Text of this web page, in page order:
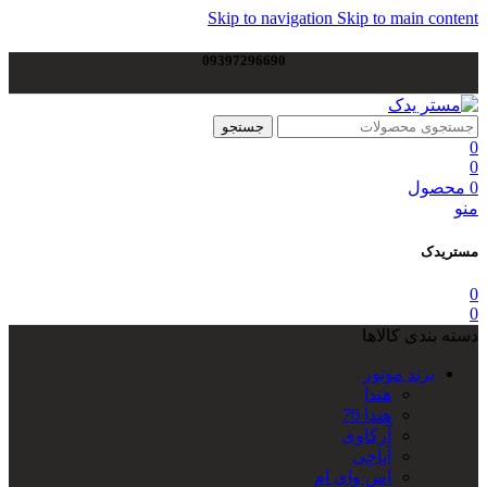
Skip to navigation Skip to main content
09397296690
جستجو
0
0
0 محصول
منو
مستریدک
0
0
دسته بندی کالاها
برند موتور
هندا
هندا 70
آرکاوی
آپاچی
اس وای ام